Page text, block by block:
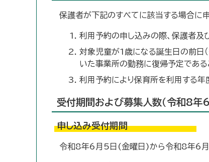
保護者が下記のすべてに該当する場合に
利用予約の申し込みの際、保護者及
対象児童が1歳になる誕生日の前日
いた事業所の勤務に復帰予定である
利用予約により保育所を利用する年
受付期間および募集人数（令和8年6
申し込み受付期間
令和8年6月5日(金曜日)から令和8年6